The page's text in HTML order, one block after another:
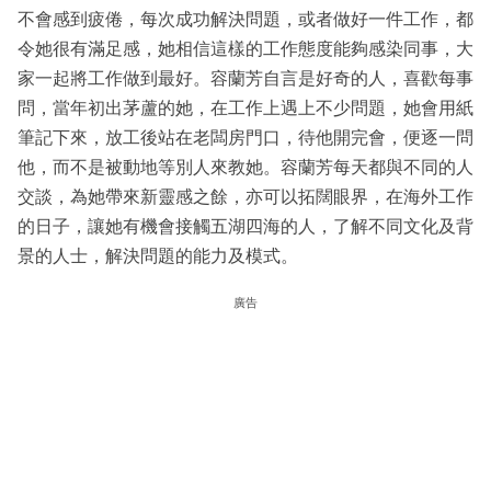
不會感到疲倦，每次成功解決問題，或者做好一件工作，都
令她很有滿足感，她相信這樣的工作態度能夠感染同事，大
家一起將工作做到最好。容蘭芳自言是好奇的人，喜歡每事
問，當年初出茅蘆的她，在工作上遇上不少問題，她會用紙
筆記下來，放工後站在老闆房門口，待他開完會，便逐一問
他，而不是被動地等別人來教她。容蘭芳每天都與不同的人
交談，為她帶來新靈感之餘，亦可以拓闊眼界，在海外工作
的日子，讓她有機會接觸五湖四海的人，了解不同文化及背
景的人士，解決問題的能力及模式。
廣告